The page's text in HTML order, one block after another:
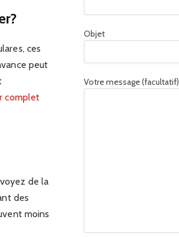
ces
peut
complet
de la
des
moins
Objet
Votre message (facultatif)